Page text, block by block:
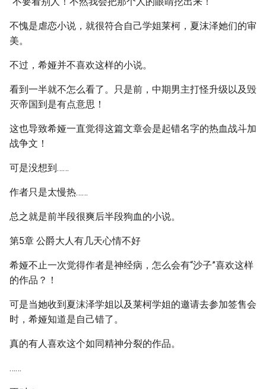
不愧是虐恋小说，就很符合自己学姐莱柯，夏沫泽她们的审
美。
不过，希娅并不喜欢这样的小说。
看到一半就不怎么看了。只是前，中期男主打怪升级以及毁
灭帝国到是有点意思！
这也导致希娅一直觉得这篇文章会是起错名字的热血战斗加
战争文！
可是没想到……
作者只是太慢热……
总之就是前半段很爽后半段狗血的小说。
第5章 公爵大人有几天心情不好
希娅不止一次觉得作者是神经病，怎么会有“沙子”喜欢这样
的作品？！
可是当她收到夏沫泽学姐以及莱柯学姐的邀请去参加签售会
时，希娅知道是自己错了。
真的有人喜欢这个如同精神分裂的作品。
……